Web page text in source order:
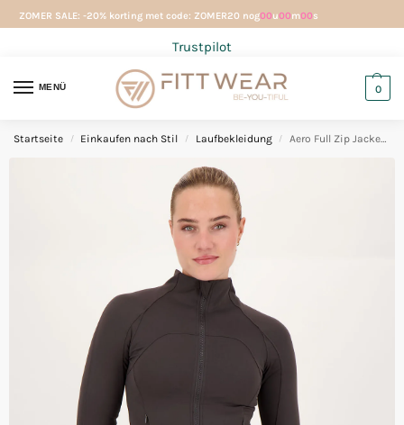
ZOMER SALE: -20% korting met code: ZOMER20 nog00u00m00s
Trustpilot
MENÜ 0
Startseite / Einkaufen nach Stil / Laufbekleidung / Aero Full Zip Jacket Charcoal